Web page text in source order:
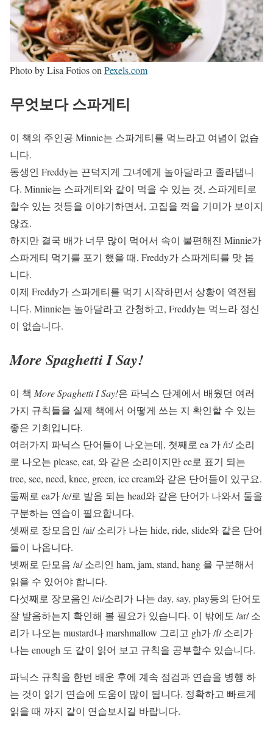
Photo by Lisa Fotios on Pexels.com
무엇보다 스파게티
이 책의 주인공 Minnie는 스파게티를 먹느라고 여념이 없습
니다.
동생인 Freddy는 끈덕지게 그녀에게 놀아달라고 졸라댑니
다. Minnie는 스파게티와 같이 먹을 수 있는 것, 스파게티로
할수 있는 것등을 이야기하면서, 고집을 꺽을 기미가 보이지
않죠.
하지만 결국 배가 너무 많이 먹어서 속이 불편해진 Minnie가
스파게티 먹기를 포기 했을 때, Freddy가 스파게티를 맛 봅
니다.
이제 Freddy가 스파게티를 먹기 시작하면서 상황이 역전됩
니다. Minnie는 놀아달라고 간청하고, Freddy는 먹느라 정신
이 없습니다.
More Spaghetti I Say!
이 책 More Spaghetti I Say!은 파닉스 단계에서 배웠던 여러
가지 규칙들을 실제 책에서 어떻게 쓰는 지 확인할 수 있는
좋은 기회입니다.
여러가지 파닉스 단어들이 나오는데, 첫째로 ea 가 /i:/ 소리
로 나오는 please, eat, 와 같은 소리이지만 ee로 표기 되는
tree, see, need, knee, green, ice cream와 같은 단어들이 있구요.
둘째로 ea가 /e/로 발음 되는 head와 같은 단어가 나와서 둘을
구분하는 연습이 필요합니다.
셋째로 장모음인 /ai/ 소리가 나는 hide, ride, slide와 같은 단어
들이 나옵니다.
넷째로 단모음 /a/ 소리인 ham, jam, stand, hang 을 구분해서
읽을 수 있어야 합니다.
다섯째로 장모음인 /ei/소리가 나는 day, say, play등의 단어도
잘 발음하는지 확인해 볼 필요가 있습니다. 이 밖에도 /ar/ 소
리가 나오는 mustard나 marshmallow 그리고 gh가 /f/ 소리가
나는 enough 도 같이 읽어 보고 규칙을 공부할수 있습니다.
파닉스 규칙을 한번 배운 후에 계속 점검과 연습을 병행 하
는 것이 읽기 연습에 도움이 많이 됩니다. 정확하고 빠르게
읽을 때 까지 같이 연습보시길 바랍니다.